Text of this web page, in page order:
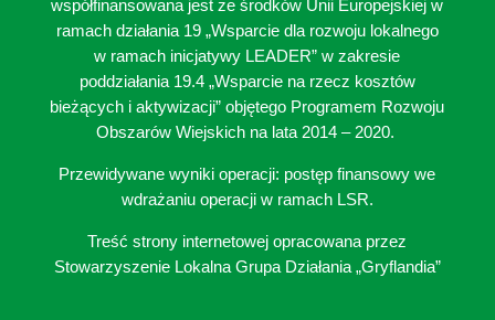
współfinansowana jest ze środków Unii Europejskiej w
ramach działania 19 „Wsparcie dla rozwoju lokalnego
w ramach inicjatywy LEADER” w zakresie
poddziałania 19.4 „Wsparcie na rzecz kosztów
bieżących i aktywizacji” objętego Programem Rozwoju
Obszarów Wiejskich na lata 2014 – 2020.
Przewidywane wyniki operacji: postęp finansowy we
wdrażaniu operacji w ramach LSR.
Treść strony internetowej opracowana przez
Stowarzyszenie Lokalna Grupa Działania „Gryflandia”